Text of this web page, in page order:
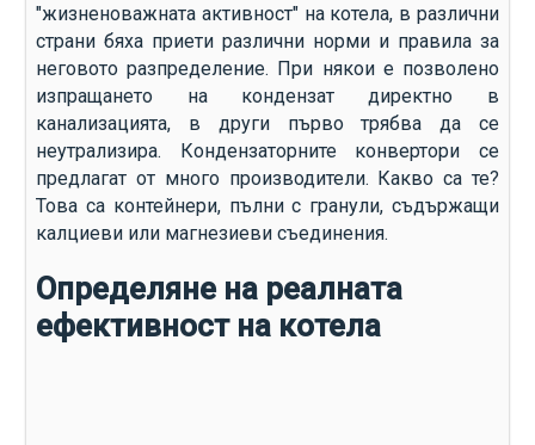
"жизненоважната активност" на котела, в различни
страни бяха приети различни норми и правила за
неговото разпределение. При някои е позволено
изпращането на кондензат директно в
канализацията, в други първо трябва да се
неутрализира. Кондензаторните конвертори се
предлагат от много производители. Какво са те?
Това са контейнери, пълни с гранули, съдържащи
калциеви или магнезиеви съединения.
Определяне на реалната
ефективност на котела